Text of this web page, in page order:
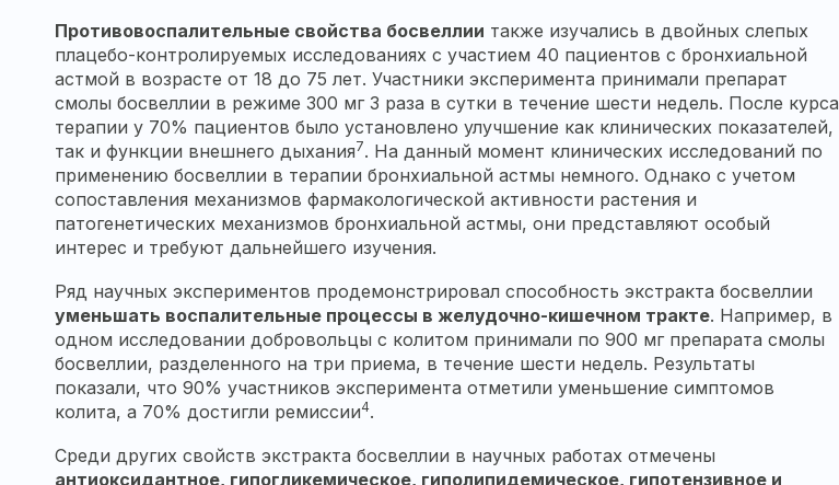
Противовоспалительные свойства босвеллии также изучались в двойных слепых
плацебо-контролируемых исследованиях с участием 40 пациентов с бронхиальной
астмой в возрасте от 18 до 75 лет. Участники эксперимента принимали препарат
смолы босвеллии в режиме 300 мг 3 раза в сутки в течение шести недель. После курса
терапии у 70% пациентов было установлено улучшение как клинических показателей,
так и функции внешнего дыхания7. На данный момент клинических исследований по
применению босвеллии в терапии бронхиальной астмы немного. Однако с учетом
сопоставления механизмов фармакологической активности растения и
патогенетических механизмов бронхиальной астмы, они представляют особый
интерес и требуют дальнейшего изучения.
Ряд научных экспериментов продемонстрировал способность экстракта босвеллии
уменьшать воспалительные процессы в желудочно-кишечном тракте. Например, в
одном исследовании добровольцы с колитом принимали по 900 мг препарата смолы
босвеллии, разделенного на три приема, в течение шести недель. Результаты
показали, что 90% участников эксперимента отметили уменьшение симптомов
колита, а 70% достигли ремиссии4.
Среди других свойств экстракта босвеллии в научных работах отмечены
антиоксидантное, гипогликемическое, гиполипидемическое, гипотензивное и